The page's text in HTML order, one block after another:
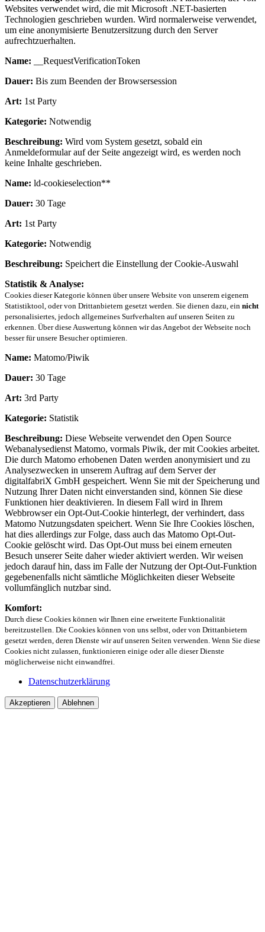
Websites verwendet wird, die mit Microsoft .NET-basierten
Technologien geschrieben wurden. Wird normalerweise verwendet,
um eine anonymisierte Benutzersitzung durch den Server
aufrechtzuerhalten.
Name: __RequestVerificationToken
Dauer: Bis zum Beenden der Browsersession
Art: 1st Party
Kategorie: Notwendig
Beschreibung: Wird vom System gesetzt, sobald ein
Anmeldeformular auf der Seite angezeigt wird, es werden noch
keine Inhalte geschrieben.
Name: ld-cookieselection**
Dauer: 30 Tage
Art: 1st Party
Kategorie: Notwendig
Beschreibung: Speichert die Einstellung der Cookie-Auswahl
Statistik & Analyse:
Cookies dieser Kategorie können über unsere Website von unserem eigenem
Statistiktool, oder von Drittanbietern gesetzt werden. Sie dienen dazu, ein nicht
personalisiertes, jedoch allgemeines Surfverhalten auf unseren Seiten zu
erkennen. Über diese Auswertung können wir das Angebot der Webseite noch
besser für unsere Besucher optimieren.
Name: Matomo/Piwik
Dauer: 30 Tage
Art: 3rd Party
Kategorie: Statistik
Beschreibung: Diese Webseite verwendet den Open Source
Webanalysedienst Matomo, vormals Piwik, der mit Cookies arbeitet.
Die durch Matomo erhobenen Daten werden anonymisiert und zu
Analysezwecken in unserem Auftrag auf dem Server der
digitalfabriX GmbH gespeichert. Wenn Sie mit der Speicherung und
Nutzung Ihrer Daten nicht einverstanden sind, können Sie diese
Funktionen hier deaktivieren. In diesem Fall wird in Ihrem
Webbrowser ein Opt-Out-Cookie hinterlegt, der verhindert, dass
Matomo Nutzungsdaten speichert. Wenn Sie Ihre Cookies löschen,
hat dies allerdings zur Folge, dass auch das Matomo Opt-Out-
Cookie gelöscht wird. Das Opt-Out muss bei einem erneuten
Besuch unserer Seite daher wieder aktiviert werden. Wir weisen
jedoch darauf hin, dass im Falle der Nutzung der Opt-Out-Funktion
gegebenenfalls nicht sämtliche Möglichkeiten dieser Webseite
vollumfänglich nutzbar sind.
Komfort:
Durch diese Cookies können wir Ihnen eine erweiterte Funktionalität
bereitzustellen. Die Cookies können von uns selbst, oder von Drittanbietern
gesetzt werden, deren Dienste wir auf unseren Seiten verwenden. Wenn Sie diese
Cookies nicht zulassen, funktionieren einige oder alle dieser Dienste
möglicherweise nicht einwandfrei.
Datenschutzerklärung
Akzeptieren Ablehnen